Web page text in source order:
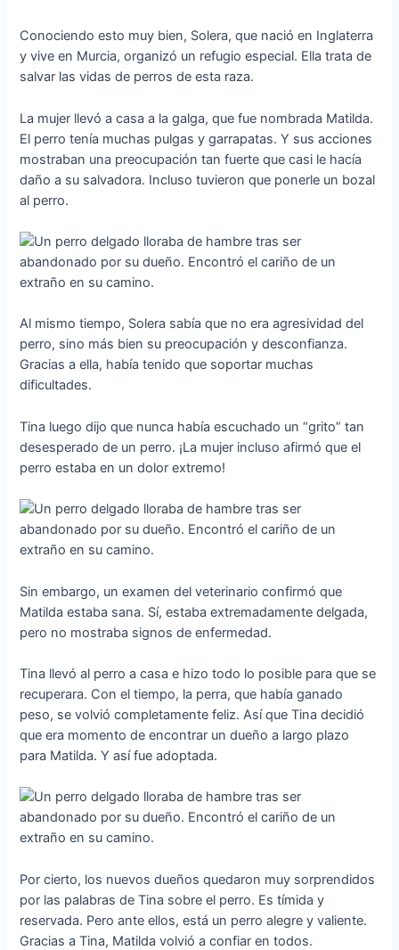
Conociendo esto muy bien, Solera, que nació en Inglaterra
y vive en Murcia, organizó un refugio especial. Ella trata de
salvar las vidas de perros de esta raza.
La mujer llevó a casa a la galga, que fue nombrada Matilda.
El perro tenía muchas pulgas y garrapatas. Y sus acciones
mostraban una preocupación tan fuerte que casi le hacía
daño a su salvadora. Incluso tuvieron que ponerle un bozal
al perro.
Al mismo tiempo, Solera sabía que no era agresividad del
perro, sino más bien su preocupación y desconfianza.
Gracias a ella, había tenido que soportar muchas
dificultades.
Tina luego dijo que nunca había escuchado un “grito” tan
desesperado de un perro. ¡La mujer incluso afirmó que el
perro estaba en un dolor extremo!
Sin embargo, un examen del veterinario confirmó que
Matilda estaba sana. Sí, estaba extremadamente delgada,
pero no mostraba signos de enfermedad.
Tina llevó al perro a casa e hizo todo lo posible para que se
recuperara. Con el tiempo, la perra, que había ganado
peso, se volvió completamente feliz. Así que Tina decidió
que era momento de encontrar un dueño a largo plazo
para Matilda. Y así fue adoptada.
Por cierto, los nuevos dueños quedaron muy sorprendidos
por las palabras de Tina sobre el perro. Es tímida y
reservada. Pero ante ellos, está un perro alegre y valiente.
Gracias a Tina, Matilda volvió a confiar en todos.